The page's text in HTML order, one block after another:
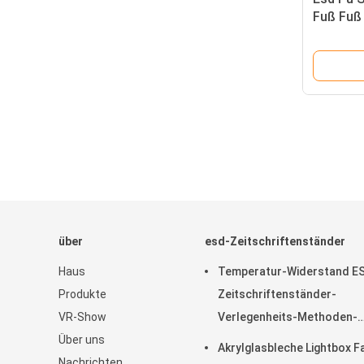
Fuß
Fuß
Fuß
über
Haus
Produkte
VR-Show
Über uns
esd-Zeitschriftenständer
Temperatur-Widerstand
Zeitschriftenständer-
Verlegenheits-Methoden-
Akrylglasbleche Lightbox